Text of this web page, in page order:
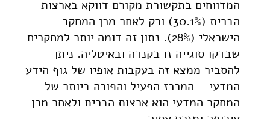
המדווחים בתקשורת מקורם דווקא בארצות
הברית (30.1%) ורק לאחר מכן המחקר
הישראלי (28%). נתון זה דומה יותר למחקרים
שבדקו סוגייה זו בקנדה ובאיטליה. ניתן
להסביר ממצא זה בעקבות אופיו של גוף הידע
המדעי – המרכז הפעיל והפורה ביותר של
המחקר המדעי הוא ארצות הברית ולאחר מכן